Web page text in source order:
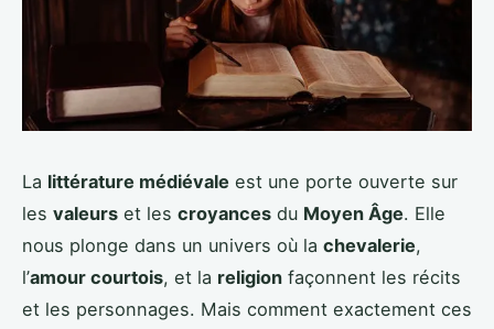
La littérature médiévale est une porte ouverte sur
les valeurs et les croyances du Moyen Âge. Elle
nous plonge dans un univers où la chevalerie,
l’amour courtois, et la religion façonnent les récits
et les personnages. Mais comment exactement ces